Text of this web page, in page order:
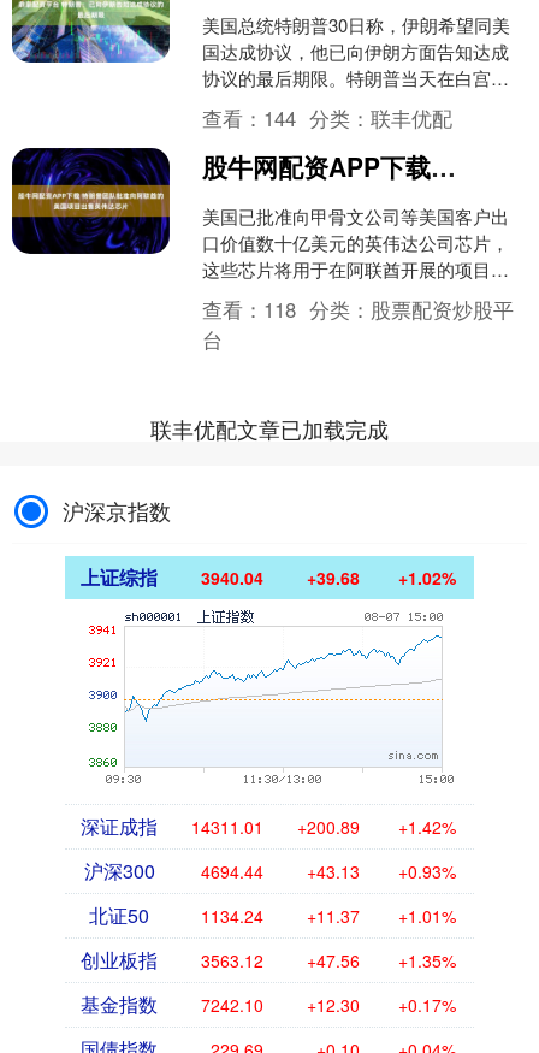
美国总统特朗普30日称，伊朗希望同美
国达成协议，他已向伊朗方面告知达成
协议的最后期限。特朗普当天在白宫签
署一项行政令时回答媒体提问。被问及
是否有达成协议的最后期....
查看： 144 分类：联丰优配
股牛网配资APP下载 特朗普团队批准向阿联酋的美国项目出售英伟达芯片
美国已批准向甲骨文公司等美国客户出
口价值数十亿美元的英伟达公司芯片，
这些芯片将用于在阿联酋开展的项目。
这是执行一项颇具争议的协议的第一
步，该协议或可成为美国总统....
查看： 118 分类： 股票配资炒股平
台
联丰优配文章已加载完成
沪深京指数
上证综指 3940.04 +39.68 +1.02%
深证成指 14311.01 +200.89 +1.42%
沪深300 4694.44 +43.13 +0.93%
北证50 1134.24 +11.37 +1.01%
创业板指 3563.12 +47.56 +1.35%
基金指数 7242.10 +12.30 +0.17%